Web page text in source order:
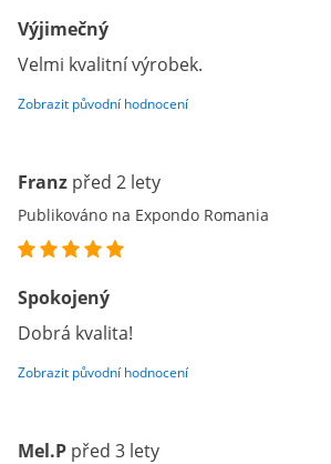
Výjimečný
Velmi kvalitní výrobek.
Zobrazit původní hodnocení
Franz před 2 lety
Publikováno na Expondo Romania
Spokojený
Dobrá kvalita!
Zobrazit původní hodnocení
Mel.P před 3 lety